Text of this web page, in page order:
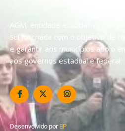
AGM, entidade associativa dos
Sul foi criada com o objetivo de
e garantir aos municípios apoio
aos governos estadual e federal
Desenvolvido por EP